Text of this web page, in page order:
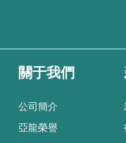
關于我們
公司簡介
亞龍榮譽